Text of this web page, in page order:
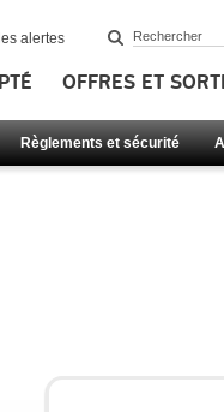
OFFRES ET
Règlements et sécurité
alertes